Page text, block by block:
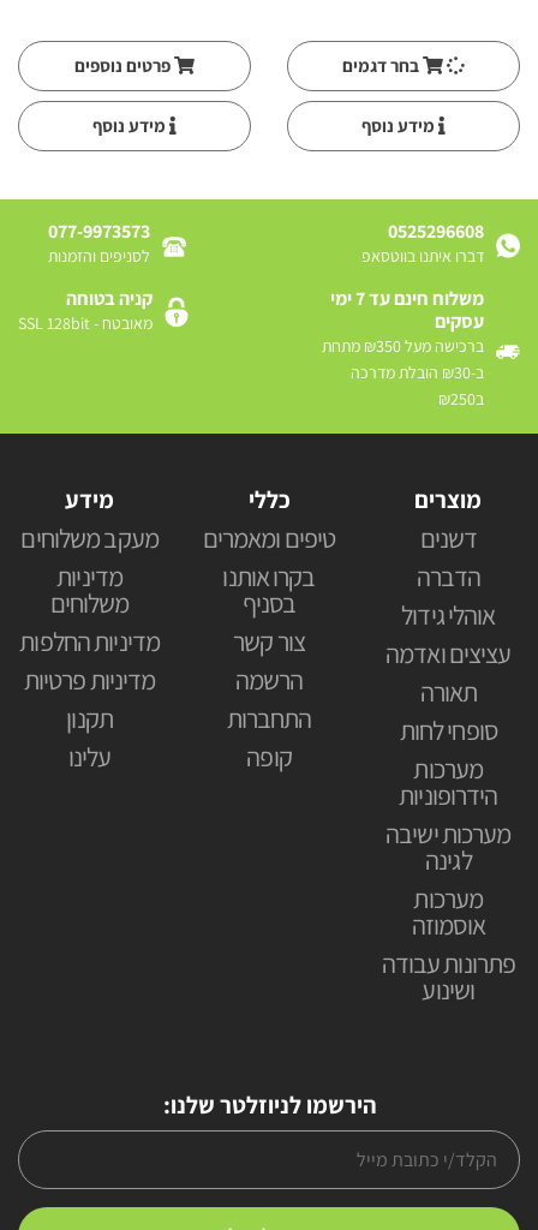
עד
בחר דגמים
מידע נוסף
פרטים נוספים
מידע נוסף
0525296608
דברו איתנו בווטסאפ
077-9973573
לסניפים והזמנות
משלוח חינם עד 7 ימי
עסקים
ברכישה מעל ₪350 מתחת
ב-₪30 הובלת מדרכה
ב₪250
קניה בטוחה
מאובטח - SSL 128bit
מוצרים
דשנים
הדברה
אוהלי גידול
עציצים ואדמה
תאורה
סופחי לחות
מערכות
הידרופוניות
מערכות ישיבה
לגינה
מערכות
אוסמוזה
פתרונות עבודה
ושינוע
כללי
טיפים ומאמרים
בקרו אותנו
בסניף
צור קשר
הרשמה
התחברות
קופה
מידע
מעקב משלוחים
מדיניות
משלוחים
מדיניות החלפות
מדיניות פרטיות
תקנון
עלינו
הירשמו לניוזלטר שלנו: